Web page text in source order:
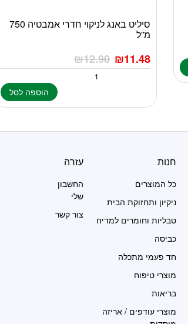
סיליט באנג לניקוי חדרי אמבטיה 750
מ”ל
₪12.90 ₪11.48
הוספה לסל
חנות
כל המוצרים
ניקיון ותחזוקת הבית
טבליות וחומרים למדיח
כביסה
חד פעמי מתכלה
מוצרי טיפוח
בריאות
מוצרי עודפים / אריזה
עזרה
החשבון
שלי
צור קשר